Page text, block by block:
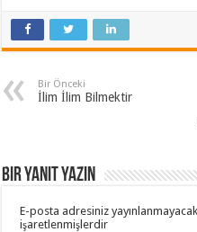
Bir Önceki
İlim İlim Bilmektir
Bir yanıt yazın
E-posta adresiniz
işaretlenmişlerdir